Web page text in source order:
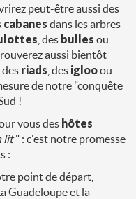
peut-être aussi des
cabanes dans les arbres
, des bulles ou
aussi bientôt
riads , des iglooou
de notre "conquête
!
vous des hôtes
lit" : c'est notre promesse
:
point de départ,
Guadeloupe et la